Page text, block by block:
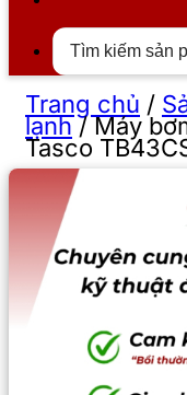
Trang chủ /
lạnh/Máy
Tasco